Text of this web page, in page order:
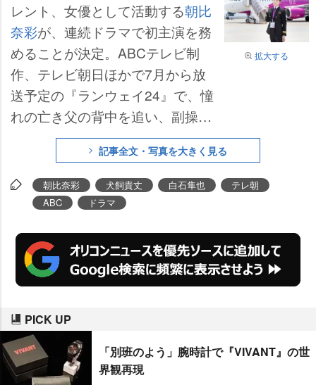
拡大する
レント、女優として活動する朝比
奈彩が、連続ドラマで初主演を務
めることが決定。ABCテレビ制
作、テレビ朝日ほかで7月から放
送予定の『ランウェイ24』で、憧
れの亡き父の背中を追い、副操縦
士となった主人公・井上桃子を演
記事全文・写真を大きく見る
朝比奈彩 犬飼貴丈 白石隼也
テレ朝
ABC
ドラマ
PICK UP
「別班のよう」腕時計で『VIVANT』の世
界観再現